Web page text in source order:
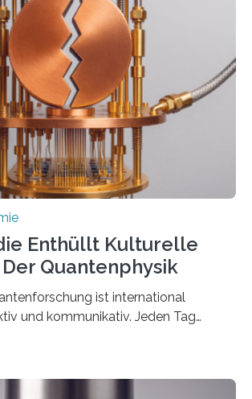
war nach den passenden
gesucht worden, 2024 gelang
TU Wien mit Unterstützung
der entscheidende Durchbruch:
Thorium-Kernübergang wurde
darauf konnte man zeigen, dass sich
nutzen lässt, um hochpräzise…
Enthüllt Kulturelle
Quantenphysik
ist international
und kommunikativ. Jeden Tag
die eng zusammenarbeiten. Neue